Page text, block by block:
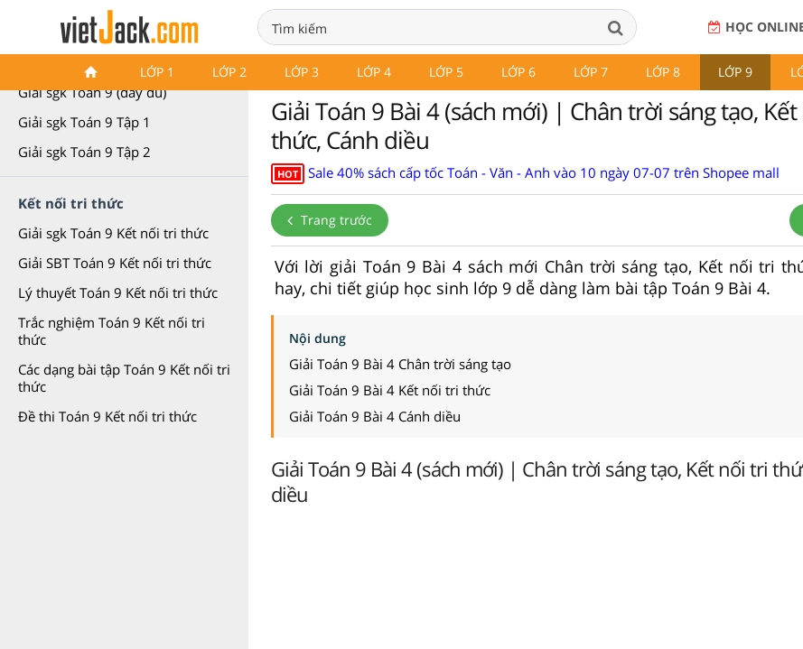
HỌC
LỚP 1 LỚP 2 LỚP 3 LỚP 4 LỚP 5 LỚP 6 LỚP 7 LỚP 8 LỚP 9
Giải sgk Toán 9 (đầy đủ)
Giải sgk Toán 9 Tập 1
Giải sgk Toán 9 Tập 2
Kết nối tri thức
Giải sgk Toán 9 Kết nối tri thức
Giải SBT Toán 9 Kết nối tri thức
Lý thuyết Toán 9 Kết nối tri thức
Trắc nghiệm Toán 9 Kết nối tri
thức
Các dạng bài tập Toán 9 Kết nối tri
thức
Đề thi Toán 9 Kết nối tri thức
Giải Toán 9 Bài 4 (sách mới) | Chân trời sáng tạo,
thức, Cánh diều
HOT Sale 40% sách cấp tốc Toán - Văn - Anh vào 10 ngày 07-07 trên Shopee mall
Trang trước
Với lời giải Toán 9 Bài 4 sách mới Chân trời sáng tạo, Kết nối tri
hay, chi tiết giúp học sinh lớp 9 dễ dàng làm bài tập Toán 9 Bài 4.
Nội dung
Giải Toán 9 Bài 4 Chân trời sáng tạo
Giải Toán 9 Bài 4 Kết nối tri thức
Giải Toán 9 Bài 4 Cánh diều
Giải Toán 9 Bài 4 (sách mới) | Chân trời sáng tạo, Kết nối tri
diều